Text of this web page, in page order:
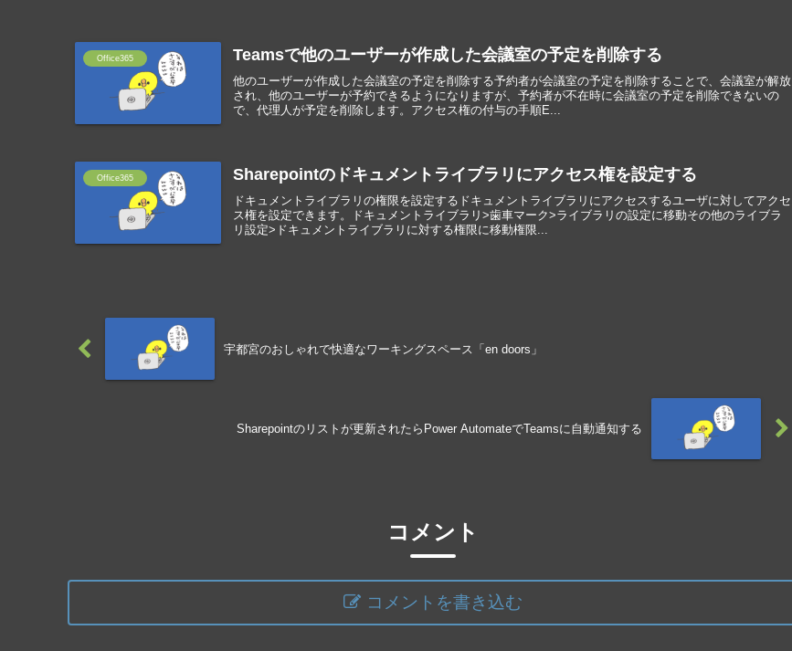
Office365 Teamsで他のユーザーが作成した会議室の予定を削除する
他のユーザーが作成した会議室の予定を削除する予約者が会議室の予定を削除することで、会議室が解放
され、他のユーザーが予約できるようになりますが、予約者が不在時に会議室の予定を削除できないの
で、代理人が予定を削除します。アクセス権の付与の手順E...
Office365 Sharepointのドキュメントライブラリにアクセス権を設定する
ドキュメントライブラリの権限を設定するドキュメントライブラリにアクセスするユーザに対してアクセ
ス権を設定できます。ドキュメントライブラリ>歯車マーク>ライブラリの設定に移動その他のライブラ
リ設定>ドキュメントライブラリに対する権限に移動権限...
宇都宮のおしゃれで快適なワーキングスペース「en doors」
Sharepointのリストが更新されたらPower AutomateでTeamsに自動通知する
コメント
コメントを書き込む